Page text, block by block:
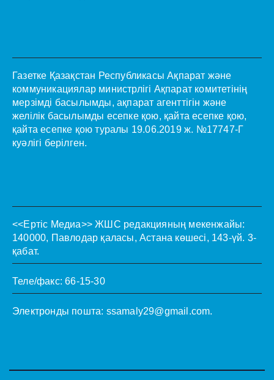
Газетке Қазақстан Республикасы Ақпарат және
коммуникациялар министрлігі Ақпарат комитетінің
мерзімді басылымды, ақпарат агенттігін және
желілік басылымды есепке қою, қайта есепке қою,
қайта есепке қою туралы 19.06.2019 ж. №17747-Г
куәлігі берілген.
<<Ертіс Медиа>> ЖШС редакцияның мекенжайы:
140000, Павлодар қаласы, Астана көшесі, 143-үй. 3-
қабат.
Теле/факс: 66-15-30
Электронды пошта: ssamaly29@gmail.com.